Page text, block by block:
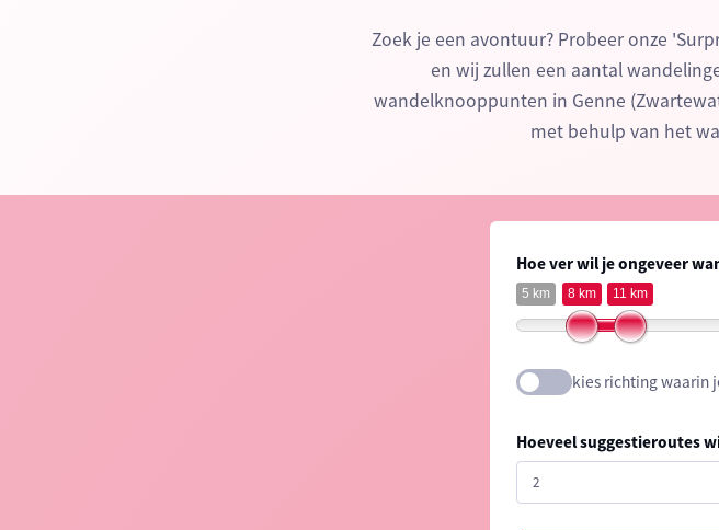
Zoek je een avontuur? Probeer onze
en wij zullen een aantal
wandelknooppunten in Genne
met behulp van het
Hoe ver wil je ongeveer
5 km 8 km 11 km
kies richting waarin
Hoeveel suggestieroutes